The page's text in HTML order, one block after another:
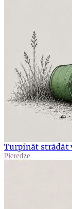
Turpināt strādāt
Pieredze